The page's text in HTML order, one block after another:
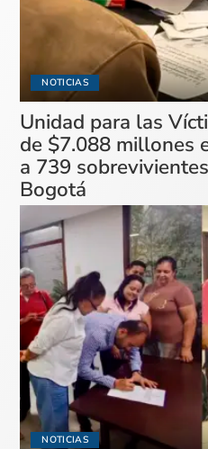
NOTICIAS
Unidad para las
de $7.088 millones
a 739
Bogotá
NOTICIAS